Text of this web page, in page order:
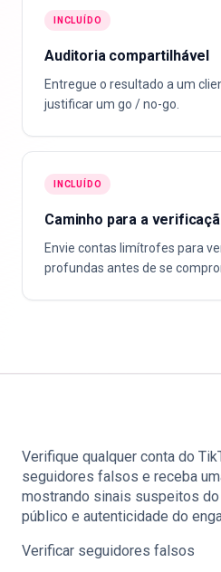
INCLUÍDO
Auditoria compartilhável
Entregue o resultado a um
justificar um go / no-go.
INCLUÍDO
Caminho para a
Envie contas limítrofes para
profundas antes de se
Verifique qualquer conta do
seguidores falsos e receba
mostrando sinais suspeitos
público e autenticidade do
Verificar seguidores falsos